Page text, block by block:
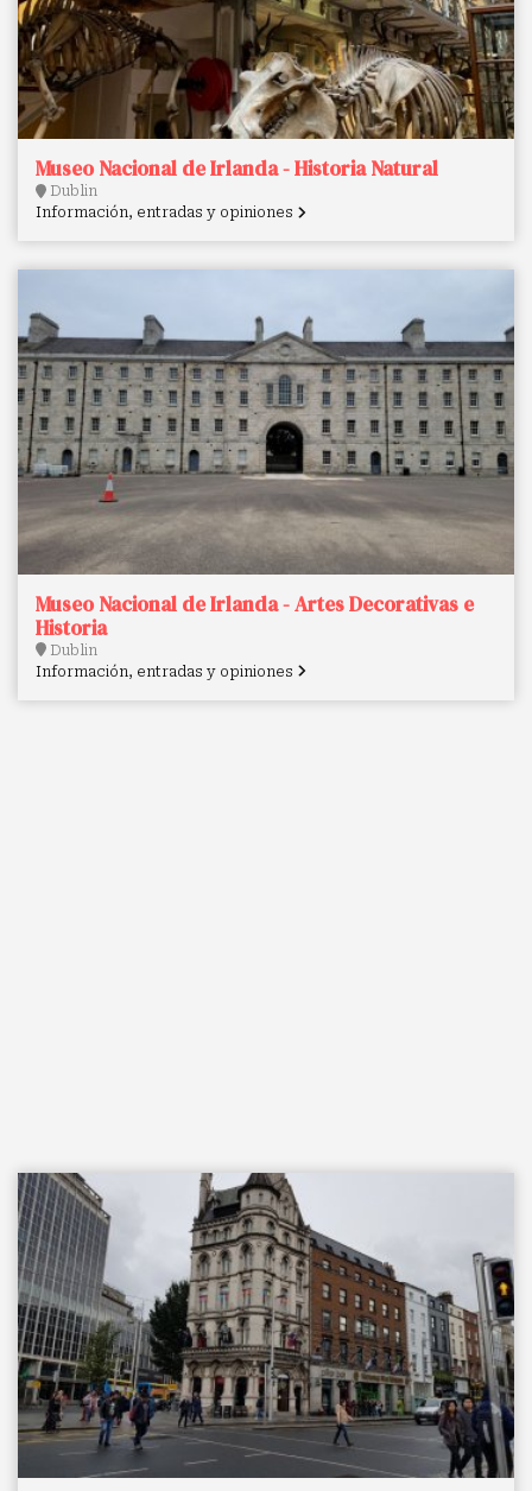
Museo Nacional de Irlanda - Historia Natural
Dublin
Información, entradas y opiniones
Museo Nacional de Irlanda - Artes Decorativas e
Historia
Dublin
Información, entradas y opiniones